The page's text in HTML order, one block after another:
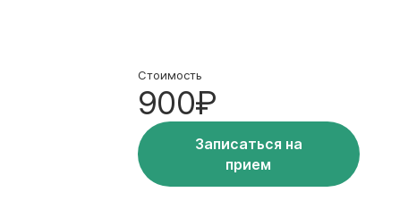
Стоимость
900₽
Записаться на
прием